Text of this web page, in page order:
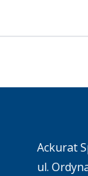
Ackurat
ul.